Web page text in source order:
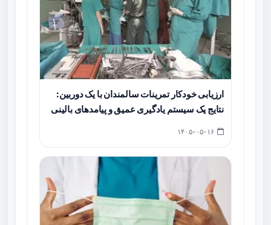
ارزیابی خودکار تمرینات سالمندان با یک دوربین:
نتایج یک سیستم یادگیری عمیق و پیامدهای بالینی